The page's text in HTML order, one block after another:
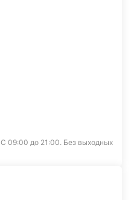
С 09:00 до 21:00. Без выходных